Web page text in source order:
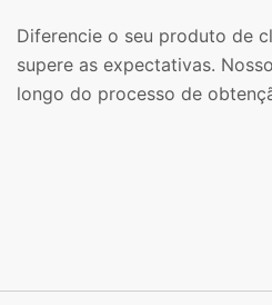
Diferencie o seu produto de
supere as expectativas.
longo do processo de